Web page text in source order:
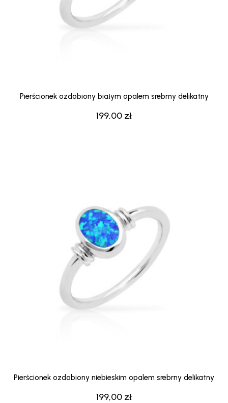
199,00 zł
Pierścionek ozdobiony białym opalem srebrny delikatny
199,00 zł
Pierścionek ozdobiony niebieskim opalem srebrny delikatny